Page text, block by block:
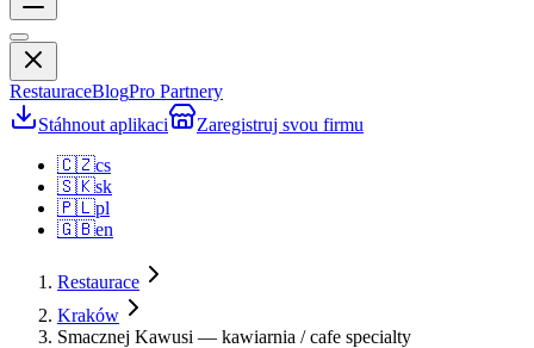
RestauraceBlogPro Partnery
Stáhnout aplikaci
Zaregistruj svou firmu
🇨🇿cs
🇸🇰sk
🇵🇱pl
🇬🇧en
Restaurace
Kraków
Smacznej Kawusi — kawiarnia / cafe specialty